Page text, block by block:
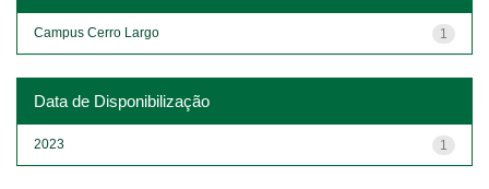
1
Campus Cerro Largo
Data de Disponibilização
1
2023